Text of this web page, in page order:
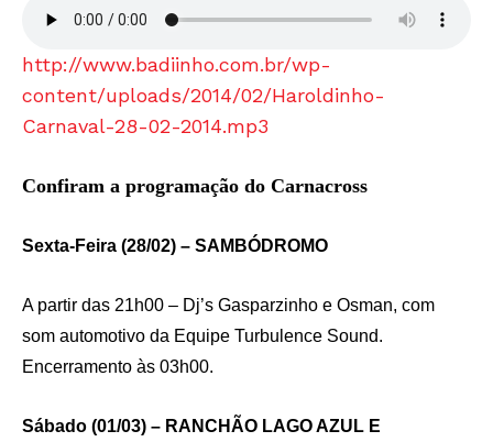
http://www.badiinho.com.br/wp-
content/uploads/2014/02/Haroldinho-
Carnaval-28-02-2014.mp3
Confiram a programação do Carnacross
Sexta-Feira (28/02) – SAMBÓDROMO
A partir das 21h00 – Dj’s Gasparzinho e Osman, com
som automotivo da Equipe Turbulence Sound.
Encerramento às 03h00.
Sábado (01/03) – RANCHÃO LAGO AZUL E